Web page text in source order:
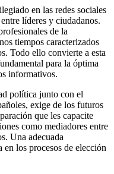
en las redes sociales
líderes y ciudadanos.
de la
tiempos caracterizados
Todo ello convierte a esta
para la óptima
informativos.
política junto con el
exige de los futuros
que les capacite
como mediadores entre
Una adecuada
los procesos de elección